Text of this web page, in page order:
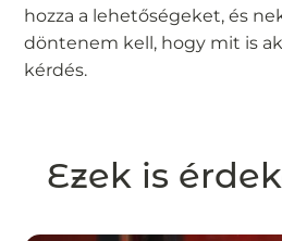
hozza a lehetőségeket, és
döntenem kell, hogy mit is
kérdés.
Ezek is